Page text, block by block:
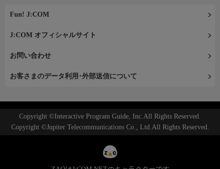
Fun! J:COM
J:COM オフィシャルサイト
お問い合わせ
お客さまのデータ利用･外部送信について
Copyright ©Interactive Program Guide, Inc.All Rights Reserved.
Copyright ©Jupiter Telecommunications Co., Ltd.All Rights Reserved.